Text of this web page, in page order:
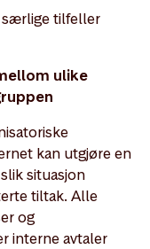
særlige tilfeller
ulike
kan utgjøre en
situasjon
tiltak. Alle
og
interne avtaler